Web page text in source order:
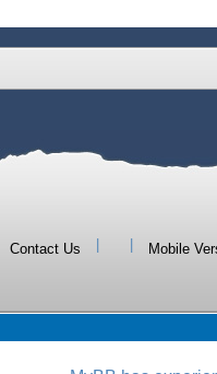
Contact Us Mobile